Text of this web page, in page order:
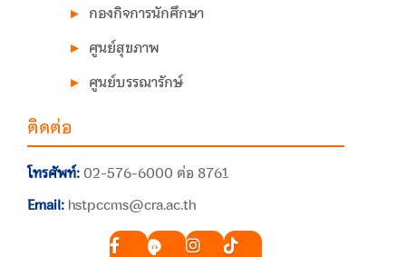
กองกิจการนักศึกษา
ศูนย์สุขภาพ
ศูนย์บรรณารักษ์
ติดต่อ
โทรศัพท์:02-576-6000 ต่อ 8761
Email: hstpccms@cra.ac.th